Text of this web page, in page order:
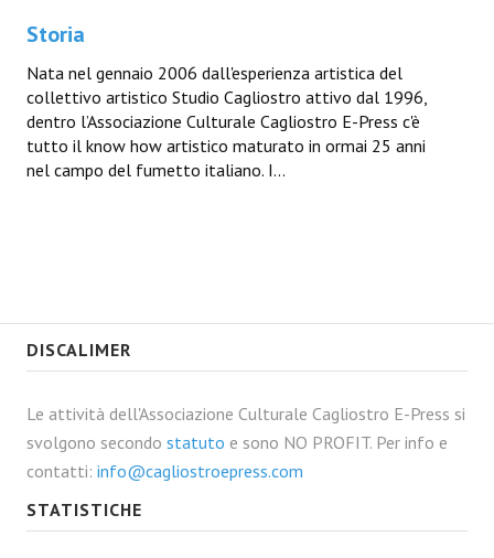
Storia
Nata nel gennaio 2006 dall'esperienza artistica del
collettivo artistico Studio Cagliostro attivo dal 1996,
dentro l’Associazione Culturale Cagliostro E-Press c'è
tutto il know how artistico maturato in ormai 25 anni
nel campo del fumetto italiano. I...
DISCALIMER
Le attività dell'Associazione Culturale Cagliostro E-Press si
svolgono secondo statuto e sono NO PROFIT. Per info e
contatti: info@cagliostroepress.com
STATISTICHE